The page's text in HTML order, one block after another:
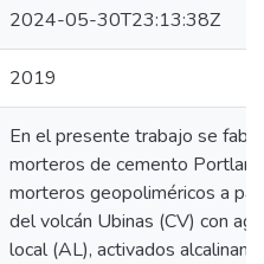
2024-05-30T23:13:38Z
2019
En el presente trabajo se
morteros de cemento
morteros geopoliméricos a
del volcán Ubinas (CV) con
local (AL), activados